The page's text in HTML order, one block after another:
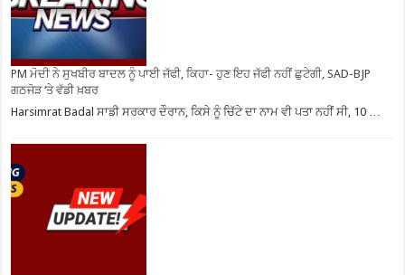
PM ਮੋਦੀ ਨੇ ਸੁਖਬੀਰ ਬਾਦਲ ਨੂੰ ਪਾਈ ਜੱਫੀ, ਕਿਹਾ- ਹੁਣ ਇਹ ਜੱਫੀ ਨਹੀਂ ਛੁਟੇਗੀ, SAD-BJP
ਗਠਜੋੜ ‘ਤੇ ਵੱਡੀ ਖ਼ਬਰ
Harsimrat Badal ਸਾਡੀ ਸਰਕਾਰ ਦੌਰਾਨ, ਕਿਸੇ ਨੂੰ ਚਿੱਟੇ ਦਾ ਨਾਮ ਵੀ ਪਤਾ ਨਹੀਂ ਸੀ, 10 …